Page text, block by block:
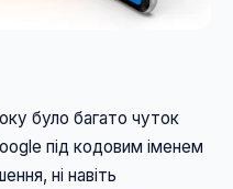
під кодовим іменем
ні навіть